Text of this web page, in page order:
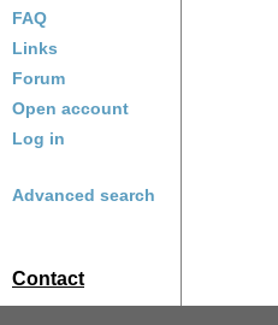
FAQ
Links
Forum
Open account
Log in
Advanced search
Contact